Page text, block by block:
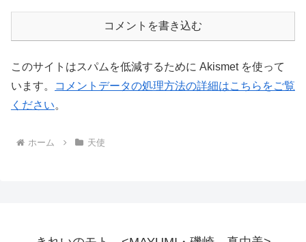
コメントを書き込む
このサイトはスパムを低減するために Akismet を使って
います。
コメントデータの処理方法の詳細はこちらをご覧
ください。
ホーム 天使